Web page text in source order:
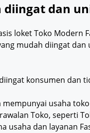
diingat dan
loket Toko Modern
mudah diingat
konsumen dan
usaha
Toko, seperti
usaha dan layanan